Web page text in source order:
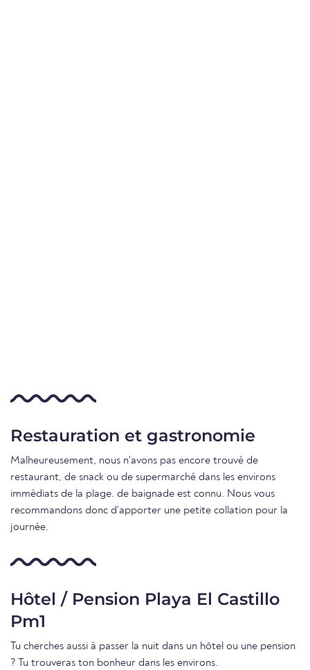
Restauration et gastronomie
Malheureusement, nous n'avons pas encore trouvé de
restaurant, de snack ou de supermarché dans les environs
immédiats de la plage. de baignade est connu. Nous vous
recommandons donc d'apporter une petite collation pour la
journée.
Hôtel / Pension Playa El Castillo
Pm1
Tu cherches aussi à passer la nuit dans un hôtel ou une pension
? Tu trouveras ton bonheur dans les environs.